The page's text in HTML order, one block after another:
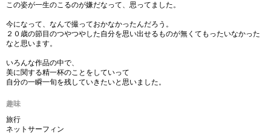
この姿が一生のこるのが嫌だなって、思ってました。
今になって、なんで撮っておかなかったんだろう。
２０歳の節目のつやつやした自分を思い出せるものが無くてもったいなかった
なと思います。
いろんな作品の中で、
美に関する精一杯のことをしていって
自分の一瞬一旬を残していきたいと思いました。
趣味
旅行
ネットサーフィン